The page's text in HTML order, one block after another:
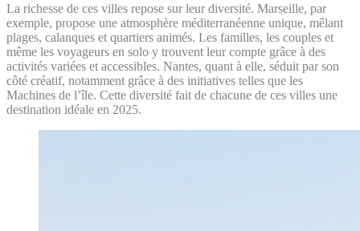
La richesse de ces villes repose sur leur diversité. Marseille, par
exemple, propose une atmosphère méditerranéenne unique, mêlant
plages, calanques et quartiers animés. Les familles, les couples et
même les voyageurs en solo y trouvent leur compte grâce à des
activités variées et accessibles. Nantes, quant à elle, séduit par son
côté créatif, notamment grâce à des initiatives telles que les
Machines de l’île. Cette diversité fait de chacune de ces villes une
destination idéale en 2025.